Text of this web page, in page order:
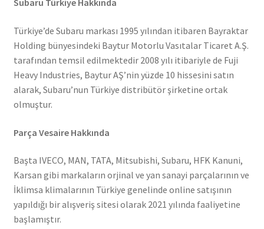
Subaru Türkiye Hakkında
Türkiye’de Subaru markası 1995 yılından itibaren Bayraktar
Holding bünyesindeki Baytur Motorlu Vasıtalar Ticaret A.Ş.
tarafından temsil edilmektedir 2008 yılı itibariyle de Fuji
Heavy Industries, Baytur AŞ’nin yüzde 10 hissesini satın
alarak, Subaru’nun Türkiye distribütör şirketine ortak
olmuştur.
Parça Vesaire Hakkında
Başta IVECO, MAN, TATA, Mitsubishi, Subaru, HFK Kanuni,
Karsan gibi markaların orjinal ve yan sanayi parçalarının ve
İklimsa klimalarının Türkiye genelinde online satışının
yapıldığı bir alışveriş sitesi olarak 2021 yılında faaliyetine
başlamıştır.